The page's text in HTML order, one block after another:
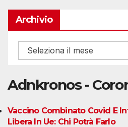
Archivio
Archivio
Adnkronos -
Vaccino Combinato Covid E
Libera In Ue: Chi Potrà Farlo